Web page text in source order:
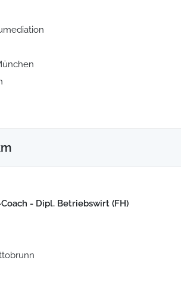
- Dipl. Betriebswirt (FH)